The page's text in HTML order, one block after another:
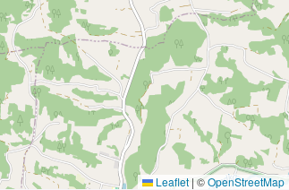
Leaflet | ©OpenStreetMap